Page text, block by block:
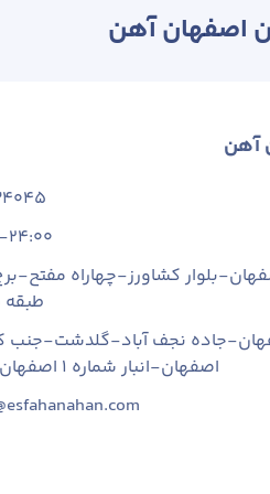
قیمت تیرآهن
قیمت تیرآهن
است. معمولا
نظر را چک کنید.
بر این اساس،
اساس قیمت های
قیمت تیرآهن 14 فایکو سنگین
اصفهان آهن
آهن
24:00
بلوار کشاورز-چهاراه مفتح-
جاده نجف آباد-گلدشت-جنب
اصفهان-انبار شماره ۱ اصفهان آهن